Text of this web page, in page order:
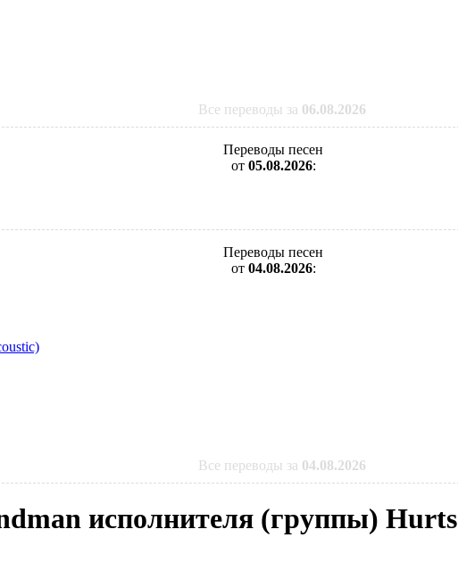
Все переводы за 06.08.2026
Переводы песен
от 05.08.2026:
Переводы песен
от 04.08.2026:
Все переводы за 04.08.2026
исполнителя (группы) Hurts